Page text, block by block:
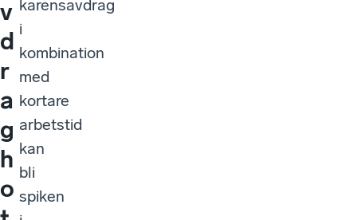
v
d
r
a
g
h
o
karensavdrag
i
kombination
med
kortare
arbetstid
kan
bli
spiken